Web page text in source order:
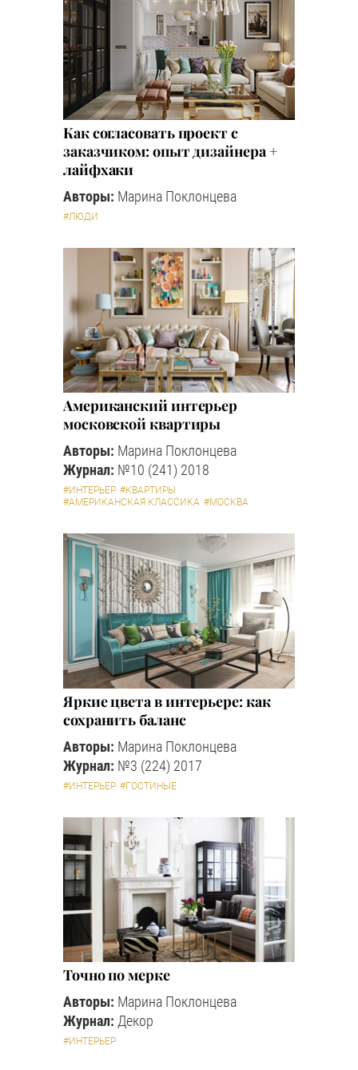
Как согласовать проект с
заказчиком: опыт дизайнера +
лайфхаки
Авторы: Марина Поклонцева
#ЛЮДИ
Американский интерьер
московской квартиры
Авторы: Марина Поклонцева
Журнал: №10 (241) 2018
#ИНТЕРЬЕР #КВАРТИРЫ
#АМЕРИКАНСКАЯ КЛАССИКА #МОСКВА
Яркие цвета в интерьере: как
сохранить баланс
Авторы: Марина Поклонцева
Журнал: №3 (224) 2017
#ИНТЕРЬЕР #ГОСТИНЫЕ
Точно по мерке
Авторы: Марина Поклонцева
Журнал: Декор
#ИНТЕРЬЕР